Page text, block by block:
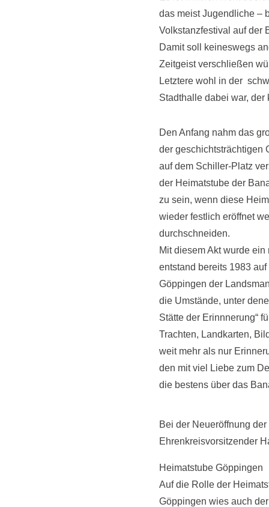
das meist Jugendliche –
Volkstanzfestival auf der
Damit soll keineswegs
Zeitgeist verschließen
Letztere wohl in der
Stadthalle dabei war, der
Den Anfang nahm das
der geschichtsträchtigen
auf dem Schiller-Platz
der Heimatstube der
zu sein, wenn diese
wieder festlich eröffnet
durchschneiden.
Mit diesem Akt wurde
entstand bereits 1983
Göppingen der
die Umstände, unter
Stätte der Erinnnerung“
Trachten, Landkarten,
weit mehr als nur
den mit viel Liebe zum
die bestens über das
Bei der Neueröffnung
Ehrenkreisvorsitzender
Heimatstube Göppingen
Auf die Rolle der
Göppingen wies auch